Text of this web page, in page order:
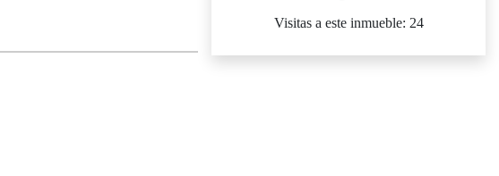
Visitas a este inmueble: 24